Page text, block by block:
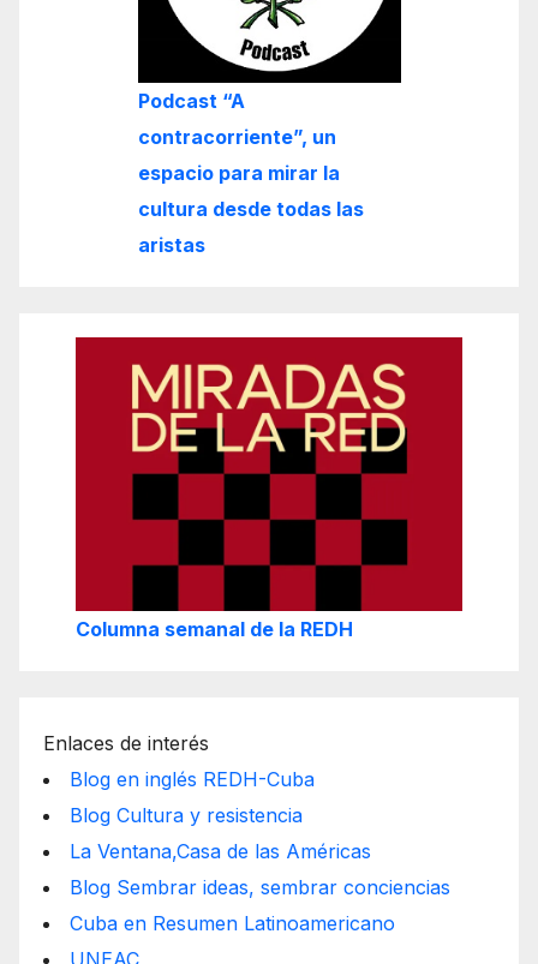
Podcast “A
contracorriente”, un
espacio para mirar la
cultura desde todas las
aristas
Columna semanal de la REDH
Enlaces de interés
Blog en inglés REDH-Cuba
Blog Cultura y resistencia
La Ventana,Casa de las Américas
Blog Sembrar ideas, sembrar conciencias
Cuba en Resumen Latinoamericano
UNEAC